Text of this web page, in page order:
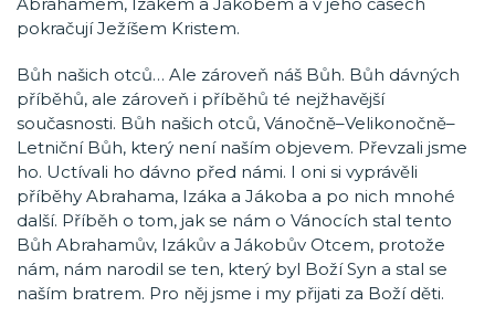
pokračují Ježíšem Kristem.
Bůh našich otců… Ale zároveň náš Bůh. Bůh dávných
příběhů, ale zároveň i příběhů té nejžhavější
současnosti. Bůh našich otců, Vánočně–Velikonočně–
Letniční Bůh, který není naším objevem. Převzali jsme
ho. Uctívali ho dávno před námi. I oni si vyprávěli
příběhy Abrahama, Izáka a Jákoba a po nich mnohé
další. Příběh o tom, jak se nám o Vánocích stal tento
Bůh Abrahamův, Izákův a Jákobův Otcem, protože
nám, nám narodil se ten, který byl Boží Syn a stal se
naším bratrem. Pro něj jsme i my přijati za Boží děti.